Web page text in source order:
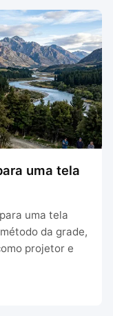
uma tela
uma tela
da grade,
projetor e